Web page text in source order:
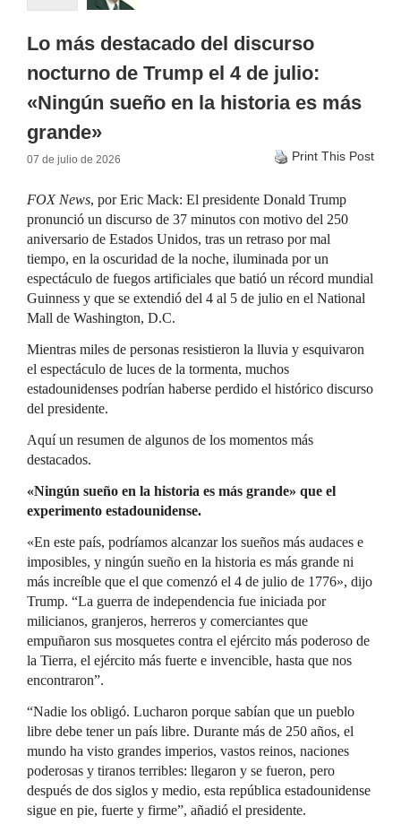
Lo más destacado del discurso
nocturno de Trump el 4 de julio:
«Ningún sueño en la historia es más
grande»
07 de julio de 2026 Print This Post
FOX News, por Eric Mack: El presidente Donald Trump
pronunció un discurso de 37 minutos con motivo del 250
aniversario de Estados Unidos, tras un retraso por mal
tiempo, en la oscuridad de la noche, iluminada por un
espectáculo de fuegos artificiales que batió un récord mundial
Guinness y que se extendió del 4 al 5 de julio en el National
Mall de Washington, D.C.
Mientras miles de personas resistieron la lluvia y esquivaron
el espectáculo de luces de la tormenta, muchos
estadounidenses podrían haberse perdido el histórico discurso
del presidente.
Aquí un resumen de algunos de los momentos más
destacados.
«Ningún sueño en la historia es más grande» que el
experimento estadounidense.
«En este país, podríamos alcanzar los sueños más audaces e
imposibles, y ningún sueño en la historia es más grande ni
más increíble que el que comenzó el 4 de julio de 1776», dijo
Trump. “La guerra de independencia fue iniciada por
milicianos, granjeros, herreros y comerciantes que
empuñaron sus mosquetes contra el ejército más poderoso de
la Tierra, el ejército más fuerte e invencible, hasta que nos
encontraron”.
“Nadie los obligó. Lucharon porque sabían que un pueblo
libre debe tener un país libre. Durante más de 250 años, el
mundo ha visto grandes imperios, vastos reinos, naciones
poderosas y tiranos terribles: llegaron y se fueron, pero
después de dos siglos y medio, esta república estadounidense
sigue en pie, fuerte y firme”, añadió el presidente.